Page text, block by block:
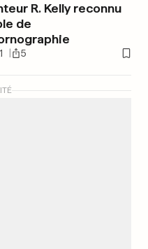
R. Kelly reconnu
de
5